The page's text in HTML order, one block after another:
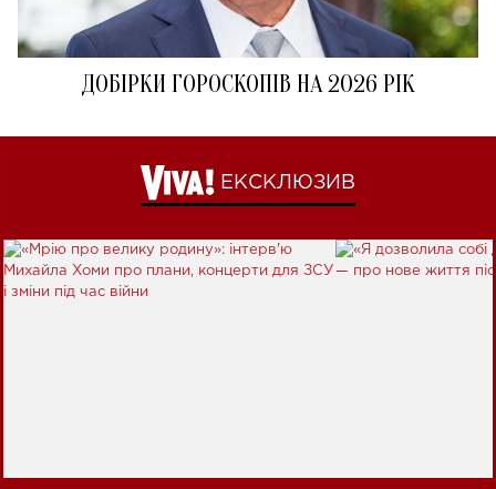
ДОБІРКИ ГОРОСКОПІВ НА 2026 РІК
ЕКСКЛЮЗИВ